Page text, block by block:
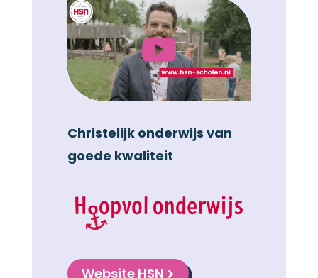
Christelijk onderwijs van
goede kwaliteit
Website HSN